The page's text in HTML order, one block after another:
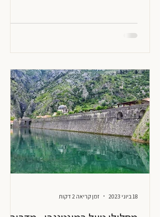
18 ביוני 2023 זמן קריאה 2 דקות